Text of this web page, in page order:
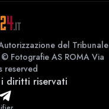
del Tribunale
AS ROMA Via
reserved
diritti riservati